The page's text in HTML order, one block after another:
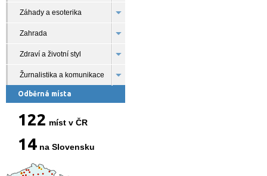
Záhady a esoterika
Zahrada
Zdraví a životní styl
Žurnalistika a komunikace
Odběrná místa
122 míst v ČR
14 na Slovensku